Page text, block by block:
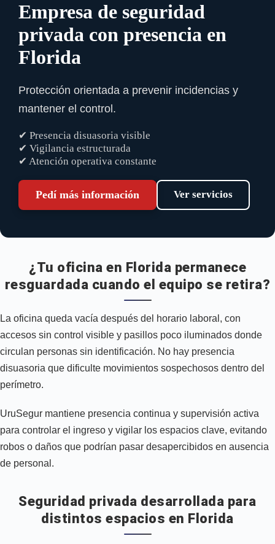
Empresa de seguridad
privada con presencia en
Florida
Protección orientada a prevenir incidencias y
mantener el control.
✔ Presencia disuasoria visible
✔ Vigilancia estructurada
✔ Atención operativa constante
Pedí más información Ver servicios
¿Tu oficina en Florida permanece
resguardada cuando el equipo se retira?
La oficina queda vacía después del horario laboral, con
accesos sin control visible y pasillos poco iluminados donde
circulan personas sin identificación. No hay presencia
disuasoria que dificulte movimientos sospechosos dentro del
perímetro.
UruSegur mantiene presencia continua y supervisión activa
para controlar el ingreso y vigilar los espacios clave, evitando
robos o daños que podrían pasar desapercibidos en ausencia
de personal.
Seguridad privada desarrollada para
distintos espacios en Florida